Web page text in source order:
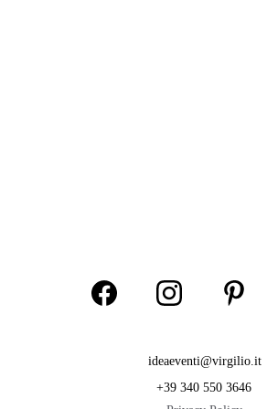
ideaeventi@virgilio.it
+39 340 550 3646